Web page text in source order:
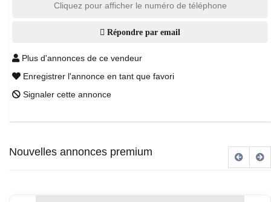
Cliquez pour afficher le numéro de téléphone
Répondre par email
Plus d'annonces de ce vendeur
Enregistrer l'annonce en tant que favori
Signaler cette annonce
Nouvelles annonces premium